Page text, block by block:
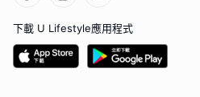
下載 U Lifestyle應用程式